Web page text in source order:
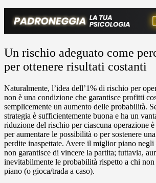
Un rischio adeguato come
per ottenere risultati costanti
Naturalmente, l’idea dell’1% di rischio per
non è una condizione che garantisce profitti
semplicemente un aumento delle probabilità.
strategia è sufficientemente buona e ha un
riduzione del rischio per ciascuna operazione
per aumentare le possibilità o per sostenere
perdite inaspettate. Avere il miglior piano negli
non garantisce di vincere la partita; tuttavia,
inevitabilmente le probabilità rispetto a chi non
piano (o gioca/trada a caso).